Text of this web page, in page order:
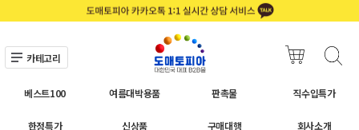
카테고리
베스트100 여름대박용품 판촉물 직수입특가
한정특가 신상품 구매대행 회사소개